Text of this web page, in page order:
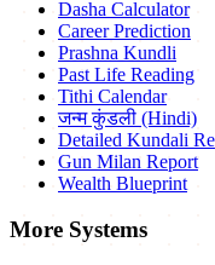
Dasha Calculator
Career Prediction
Prashna Kundli
Past Life Reading
Tithi Calendar
जन्म कुंडली (Hindi)
Detailed Kundali
Gun Milan Report
Wealth Blueprint
More Systems